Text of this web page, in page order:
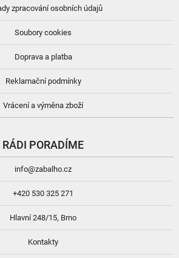
zpracování osobních údajů
Soubory cookies
Doprava a platba
Reklamační podmínky
Vrácení a výměna zboží
RÁDI PORADÍME
info@zabalho.cz
+420 530 325 271
Hlavní 248/15, Brno
Kontakty